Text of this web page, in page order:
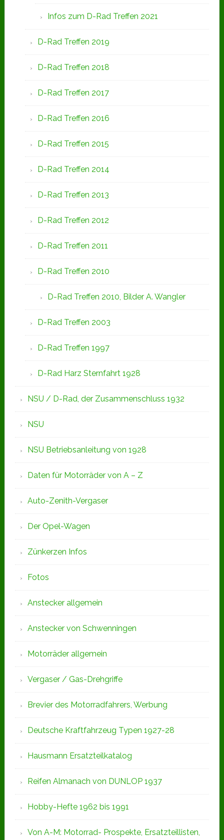
Infos zum D-Rad Treffen 2021
D-Rad Treffen 2019
D-Rad Treffen 2018
D-Rad Treffen 2017
D-Rad Treffen 2016
D-Rad Treffen 2015
D-Rad Treffen 2014
D-Rad Treffen 2013
D-Rad Treffen 2012
D-Rad Treffen 2011
D-Rad Treffen 2010
D-Rad Treffen 2010, Bilder A. Wangler
D-Rad Treffen 2003
D-Rad Treffen 1997
D-Rad Harz Sternfahrt 1928
NSU / D-Rad, der Zusammenschluss 1932
NSU
NSU Betriebsanleitung von 1928
Daten für Motorräder von A – Z
Auto-Zenith-Vergaser
Der Opel-Wagen
Zünkerzen Infos
Fotos
Anstecker allgemein
Anstecker von Schwenningen
Motorräder allgemein
Vergaser / Gas-Drehgriffe
Brevier des Motorradfahrers, Werbung
Deutsche Kraftfahrzeug Typen 1927-28
Hausmann Ersatzteilkatalog
Reifen Almanach von DUNLOP 1937
Hobby-Hefte 1962 bis 1991
Von A-M: Motorrad- Prospekte, Ersatzteillisten,